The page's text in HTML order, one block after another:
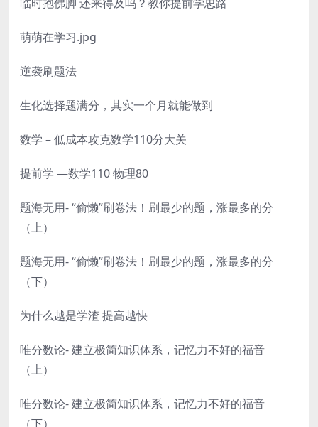
萌萌在学习.jpg
逆袭刷题法
生化选择题满分，其实一个月就能做到
数学 – 低成本攻克数学110分大关
提前学 —数学110 物理80
题海无用- “偷懒”刷卷法！刷最少的题，涨最多的分
（上）
题海无用- “偷懒”刷卷法！刷最少的题，涨最多的分
（下）
为什么越是学渣 提高越快
唯分数论- 建立极简知识体系，记忆力不好的福音
（上）
唯分数论- 建立极简知识体系，记忆力不好的福音
（下）